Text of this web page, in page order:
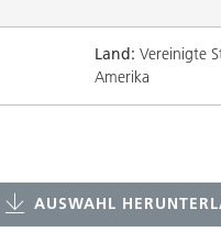
Land: Vereinigte
Amerika
AUSWAHL